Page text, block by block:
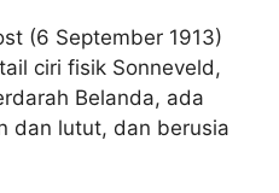
(6 September 1913)
ciri fisik Sonneveld,
Belanda, ada
dan lutut, dan berusia